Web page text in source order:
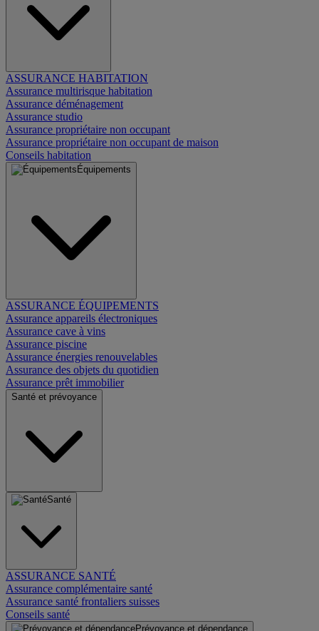
ASSURANCE HABITATION
Assurance multirisque habitation
Assurance déménagement
Assurance studio
Assurance propriétaire non occupant
Assurance propriétaire non occupant de maison
Conseils habitation
Équipements
ASSURANCE ÉQUIPEMENTS
Assurance appareils électroniques
Assurance cave à vins
Assurance piscine
Assurance énergies renouvelables
Assurance des objets du quotidien
Assurance prêt immobilier
Santé et prévoyance
Santé
ASSURANCE SANTÉ
Assurance complémentaire santé
Assurance santé frontaliers suisses
Conseils santé
Prévoyance et dépendance